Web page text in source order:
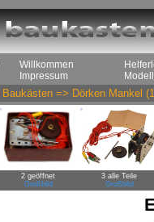
Willkommen
Impressum
Baukästen => Dörken Mankel
2 geöffnet
Großbild
3 alle Teile
Großbild